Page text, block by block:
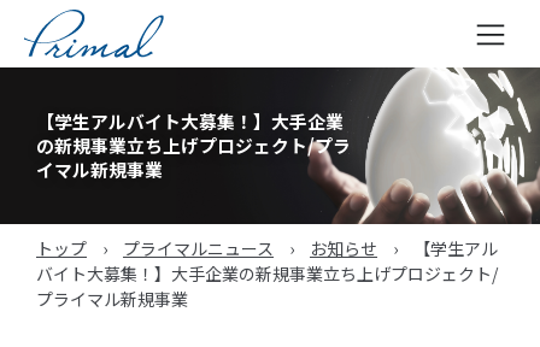
へ
【学生アルバイト大募集！】大手企業
の新規事業立ち上げプロジェクト/プラ
イマル新規事業
トップ › プライマルニュース › お知らせ ›
【学生アル
バイト大募集！】大手企業の新規事業立ち上げプロジェクト/
プライマル新規事業